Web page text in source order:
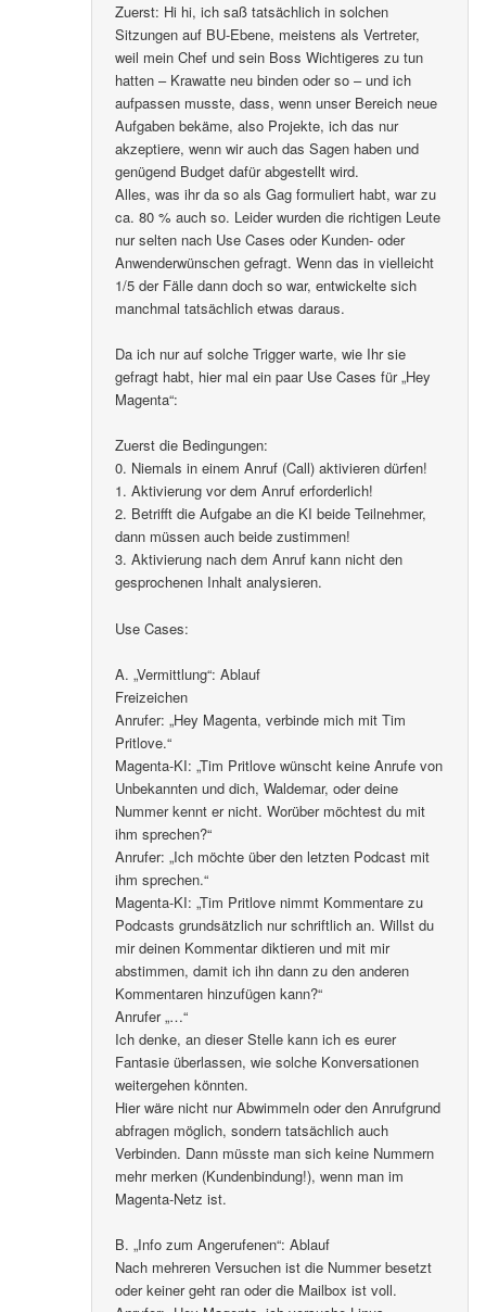
Zuerst: Hi hi, ich saß tatsächlich in solchen
Sitzungen auf BU-Ebene, meistens als Vertreter,
weil mein Chef und sein Boss Wichtigeres zu tun
hatten – Krawatte neu binden oder so – und ich
aufpassen musste, dass, wenn unser Bereich neue
Aufgaben bekäme, also Projekte, ich das nur
akzeptiere, wenn wir auch das Sagen haben und
genügend Budget dafür abgestellt wird.
Alles, was ihr da so als Gag formuliert habt, war zu
ca. 80 % auch so. Leider wurden die richtigen Leute
nur selten nach Use Cases oder Kunden- oder
Anwenderwünschen gefragt. Wenn das in vielleicht
1/5 der Fälle dann doch so war, entwickelte sich
manchmal tatsächlich etwas daraus.
Da ich nur auf solche Trigger warte, wie Ihr sie
gefragt habt, hier mal ein paar Use Cases für „Hey
Magenta“:
Zuerst die Bedingungen:
0. Niemals in einem Anruf (Call) aktivieren dürfen!
1. Aktivierung vor dem Anruf erforderlich!
2. Betrifft die Aufgabe an die KI beide Teilnehmer,
dann müssen auch beide zustimmen!
3. Aktivierung nach dem Anruf kann nicht den
gesprochenen Inhalt analysieren.
Use Cases:
A. „Vermittlung“: Ablauf
Freizeichen
Anrufer: „Hey Magenta, verbinde mich mit Tim
Pritlove.“
Magenta-KI: „Tim Pritlove wünscht keine Anrufe von
Unbekannten und dich, Waldemar, oder deine
Nummer kennt er nicht. Worüber möchtest du mit
ihm sprechen?“
Anrufer: „Ich möchte über den letzten Podcast mit
ihm sprechen.“
Magenta-KI: „Tim Pritlove nimmt Kommentare zu
Podcasts grundsätzlich nur schriftlich an. Willst du
mir deinen Kommentar diktieren und mit mir
abstimmen, damit ich ihn dann zu den anderen
Kommentaren hinzufügen kann?“
Anrufer „…“
Ich denke, an dieser Stelle kann ich es eurer
Fantasie überlassen, wie solche Konversationen
weitergehen könnten.
Hier wäre nicht nur Abwimmeln oder den Anrufgrund
abfragen möglich, sondern tatsächlich auch
Verbinden. Dann müsste man sich keine Nummern
mehr merken (Kundenbindung!), wenn man im
Magenta-Netz ist.
B. „Info zum Angerufenen“: Ablauf
Nach mehreren Versuchen ist die Nummer besetzt
oder keiner geht ran oder die Mailbox ist voll.